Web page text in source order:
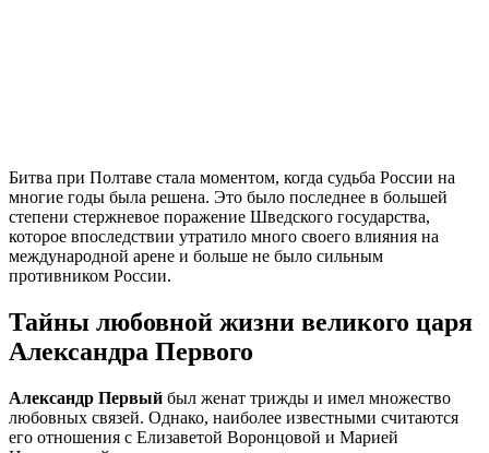
Битва при Полтаве стала моментом, когда судьба России на
многие годы была решена. Это было последнее в большей
степени стержневое поражение Шведского государства,
которое впоследствии утратило много своего влияния на
международной арене и больше не было сильным
противником России.
Тайны любовной жизни великого царя
Александра Первого
Александр Первый был женат трижды и имел множество
любовных связей. Однако, наиболее известными считаются
его отношения с Елизаветой Воронцовой и Марией